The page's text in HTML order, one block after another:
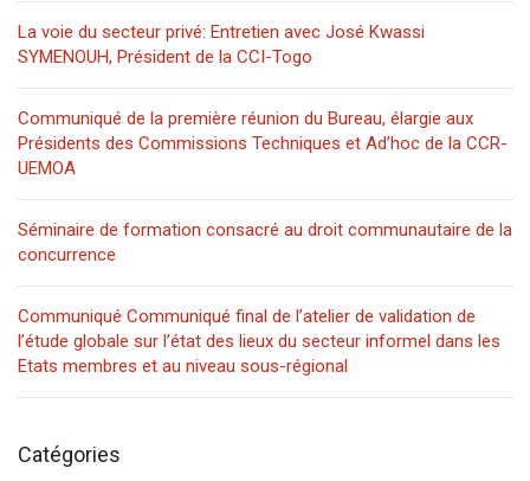
La voie du secteur privé: Entretien avec José Kwassi
SYMENOUH, Président de la CCI-Togo
Communiqué de la première réunion du Bureau, élargie aux
Présidents des Commissions Techniques et Ad’hoc de la CCR-
UEMOA
Séminaire de formation consacré au droit communautaire de la
concurrence
Communiqué Communiqué final de l’atelier de validation de
l’étude globale sur l’état des lieux du secteur informel dans les
Etats membres et au niveau sous-régional
Catégories